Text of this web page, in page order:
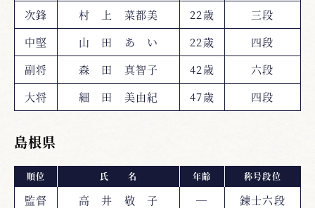
次鋒
村 上 菜都美 22歳
三段
中堅
山 田 あ い 22歳
四段
副将
森 田 真智子 42歳
六段
大将
細 田 美由紀 47歳 四段
島根県
順位 氏 名 年齢 称号段位
監督 高 井 敬 子 ― 錬士六段